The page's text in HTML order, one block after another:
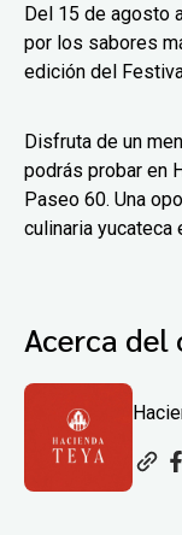
Del 15 de agosto
por los sabores
edición del
Disfruta de un
podrás probar en
Paseo 60. Una
culinaria yucateca
Acerca